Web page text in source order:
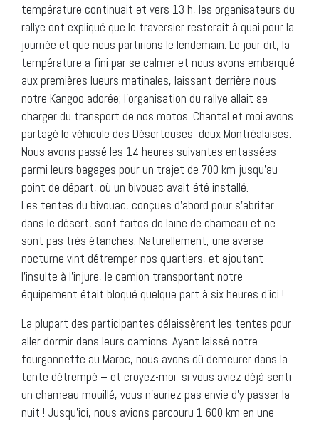
température continuait et vers 13 h, les organisateurs du
rallye ont expliqué que le traversier resterait à quai pour la
journée et que nous partirions le lendemain. Le jour dit, la
température a fini par se calmer et nous avons embarqué
aux premières lueurs matinales, laissant derrière nous
notre Kangoo adorée; l’organisation du rallye allait se
charger du transport de nos motos. Chantal et moi avons
partagé le véhicule des Déserteuses, deux Montréalaises.
Nous avons passé les 14 heures suivantes entassées
parmi leurs bagages pour un trajet de 700 km jusqu’au
point de départ, où un bivouac avait été installé.
Les tentes du bivouac, conçues d’abord pour s’abriter
dans le désert, sont faites de laine de chameau et ne
sont pas très étanches. Naturellement, une averse
nocturne vint détremper nos quartiers, et ajoutant
l’insulte à l’injure, le camion transportant notre
équipement était bloqué quelque part à six heures d’ici !
La plupart des participantes délaissèrent les tentes pour
aller dormir dans leurs camions. Ayant laissé notre
fourgonnette au Maroc, nous avons dû demeurer dans la
tente détrempé – et croyez-moi, si vous aviez déjà senti
un chameau mouillé, vous n’auriez pas envie d’y passer la
nuit ! Jusqu’ici, nous avions parcouru 1 600 km en une